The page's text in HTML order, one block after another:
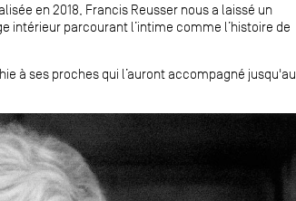
en 2018, Francis Reusser nous a laissé un
intérieur parcourant l’intime comme l’histoire de
à ses proches qui l’auront accompagné jusqu'au